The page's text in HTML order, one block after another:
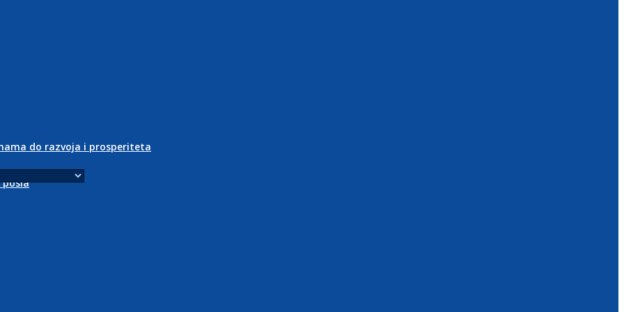
do razvoja i prosperiteta
posla